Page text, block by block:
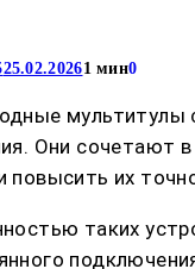
25.02.20261 мин0
мультитулы
Они сочетают
их
таких